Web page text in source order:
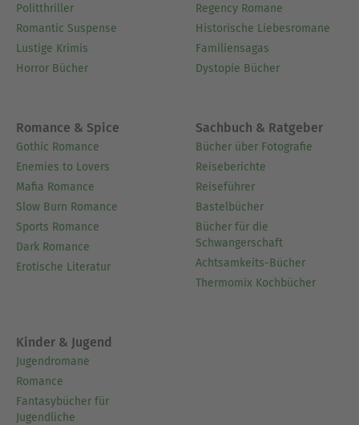
Politthriller
Romantic Suspense
Lustige Krimis
Horror Bücher
Regency Romane
Historische Liebesromane
Familiensagas
Dystopie Bücher
Romance & Spice
Gothic Romance
Enemies to Lovers
Mafia Romance
Slow Burn Romance
Sports Romance
Dark Romance
Erotische Literatur
Sachbuch & Ratgeber
Bücher über Fotografie
Reiseberichte
Reiseführer
Bastelbücher
Bücher für die
Schwangerschaft
Achtsamkeits-Bücher
Thermomix Kochbücher
Kinder & Jugend
Jugendromane
Romance
Fantasybücher für
Jugendliche